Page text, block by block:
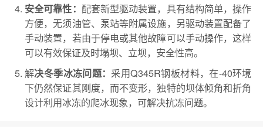
安全可靠性： 配套新型驱动装置，具有结构简单，操作
方便，无须油管、泵站等附属设施，另驱动装置配备了
手动装置，若由于停电或其他故障可以手动操作，这样
可以有效保证及时塌坝、立坝，安全性高。
解决冬季冰冻问题： 采用Q345R钢板材料，在-40环境
下仍然保证其刚度，而不变形，独特的坝体倾角和折角
设计利用冰冻的爬冰现象，可解决抗冻问题。